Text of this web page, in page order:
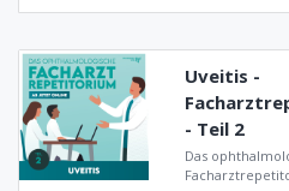
Uveitis -
- Teil 2
Das